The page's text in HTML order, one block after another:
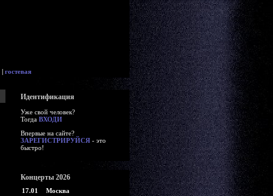
| гостевая
Идентификация
Уже свой человек?
Тогда ВХОДИ
Впервые на сайте?
ЗАРЕГИСТРИРУЙСЯ - это
быстро!
Концерты 2026
17.01
Москва